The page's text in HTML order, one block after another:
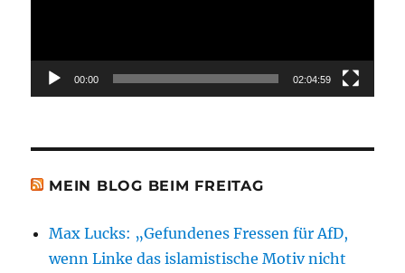
00:00 02:04:59
MEIN BLOG BEIM FREITAG
Max Lucks: „Gefundenes Fressen für AfD,
wenn Linke das islamistische Motiv nicht